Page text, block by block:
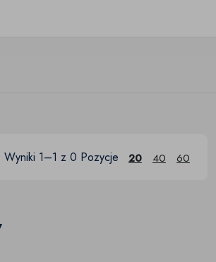
Wyniki 1–1 z 0 Pozycje 20 40 60